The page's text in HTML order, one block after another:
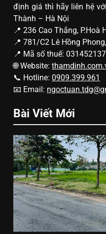
định giá thì hãy liên hệ
Thành – Hà Nội
📍 236 Cao Thắng, P.Hoà
📍 781/C2 Lê Hồng
📍 Mã số thuế:
🌐 Website:
📞 Hotline: 0909.399.961
📧 Email:
Bài Viết Mới